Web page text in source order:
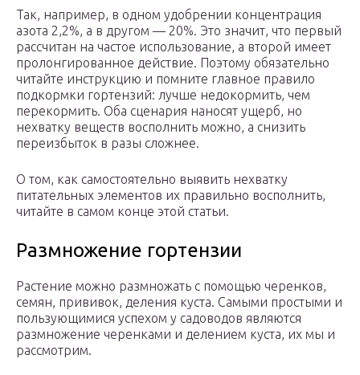
Так, например, в одном удобрении концентрация
азота 2,2%, а в другом — 20%. Это значит, что первый
рассчитан на частое использование, а второй имеет
пролонгированное действие. Поэтому обязательно
читайте инструкцию и помните главное правило
подкормки гортензий: лучше недокормить, чем
перекормить. Оба сценария наносят ущерб, но
нехватку веществ восполнить можно, а снизить
переизбыток в разы сложнее.
О том, как самостоятельно выявить нехватку
питательных элементов их правильно восполнить,
читайте в самом конце этой статьи.
Размножение гортензии
Растение можно размножать с помощью черенков,
семян, прививок, деления куста. Самыми простыми и
пользующимися успехом у садоводов являются
размножение черенками и делением куста, их мы и
рассмотрим.